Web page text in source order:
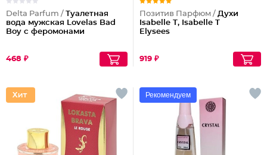
Delta Parfum / Туалетная
вода мужская Lovelas Bad
Boy с феромонами
468 ₽
Позитив Парфюм / Духи
Isabelle T, Isabelle T
Elysees
919 ₽
Рекомендуем